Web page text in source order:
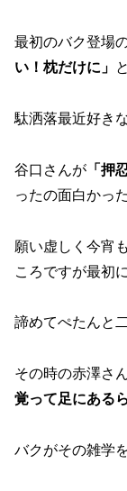
最初のバク登場
い！枕だけに」
駄洒落最近好き
谷口さんが 「押
ったの面白かっ
願い虚しく今宵も
ころですが最初
諦めてぺたんと
その時の赤澤さ
覚って足にある
バクがその雑学